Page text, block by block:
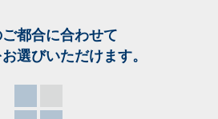
都合に合わせて
選びいただけます。